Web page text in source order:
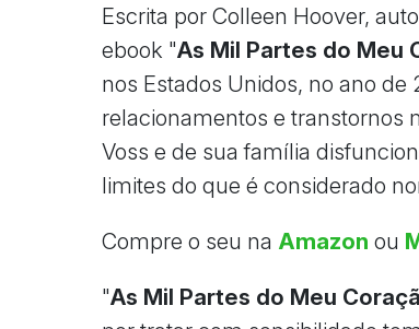
Escrita por Colleen Hoover,
ebook "As Mil Partes do Meu
nos Estados Unidos, no ano de
relacionamentos e transtornos
Voss e de sua família
limites do que é considerado
Compre o seu na Amazon ou
"As Mil Partes do Meu